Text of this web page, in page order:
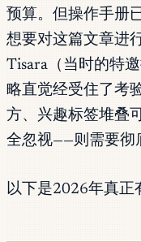
预算。但操作手册
想要对这篇文章进
Tisara（当时的特
略直觉经受住了考
方、兴趣标签堆叠
全忽视——则需要彻
以下是2026年真正